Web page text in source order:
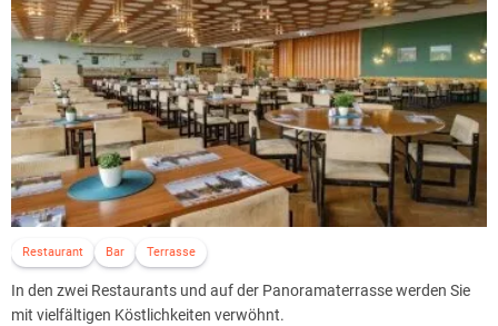
Restaurant Bar Terrasse
In den zwei Restaurants und auf der Panoramaterrasse werden Sie
mit vielfältigen Köstlichkeiten verwöhnt.